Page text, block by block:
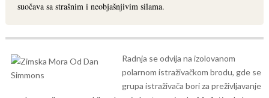
suočava sa strašnim i neobjašnjivim silama.
Radnja se odvija na izolovanom
polarnom istraživačkom brodu, gde se
grupa istraživača bori za preživljavanje